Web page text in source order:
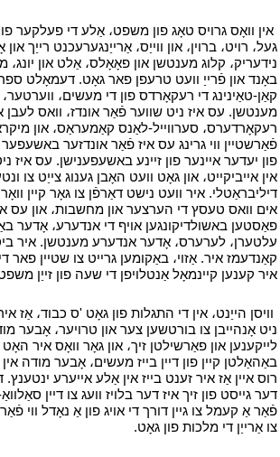
אין וואָס גרויס טאָג פון משפט، אַלע די פעלקער
געל، רויט، ברוין، און ווייַס، אַרייַנגערעכנט רייַך
נידעריק، קלוג מענטשן און פאָאָלס، אַלט און יונג،
באָנד און פֿרייַ וועט טרעפן פאר גאָט. דעמאָלט
קאַן-טאַינינג די רעקאָרדס פון די מעשים، ווערטער،
מענטשן. עס איז ניט שווער פֿאַר אונדז، וואס לעבן
רעקאָרדערס، סערווייל-לאַנס קאַמעראַס، און
פֿאַרשטיין ווי גרינג עס איז פֿאַר אונדזער
פון יעדער איינער פון זיינע באשעפענישן. עס איז
אין אייביקייט، און גאָט וועט האָבן גענוג צייַט צו
דיליבראַטלי. איר וועט נישט דאַרפֿן צו גאָר קיין
אים וואס טעסץ די הערצער און מחשבות، און עס
פאַסטען באשולדיקונגען אויף די אנדערע، אָדער
עלטערן، לערערס، אָדער אנדערע מענטשן. איר
קאַנדעמז איר. אַזוי، באַקומען גרייט צו שטיין פאר
איר קענען קיינמאָל אַנטלויפן די שעה פון זייַן
וויסן הייַנט، אין די התגלות פון גאָט 'ס כבוד، אַז
ניט אָנהייבן צו בורטשען צער און טרויער، אָבער
לייקענען און פאַרשילטן זיך، און גאָר וואָס איר
באַהאַלטן קיין פון דיין בייז מעשים، אָבער מודה אין
רוס איין אַז איר זענט בייז אין אַלע אייערע
דער גייסט פון זיך איז דער בלויז וועג צו דיין
פֿאַר אַ קעמל צו גיין דורך די אויג פון אַ נאָדל ווי
צו אַרייַן די מלכות פון גאָט.